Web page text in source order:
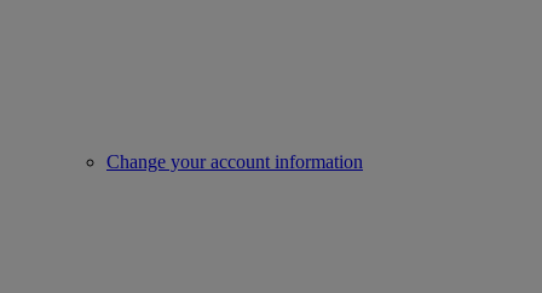
Change your account information